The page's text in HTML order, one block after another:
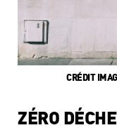
CRÉDIT
ZÉRO